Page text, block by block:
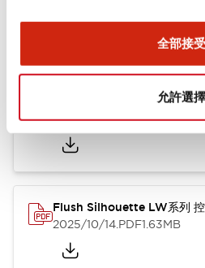
全部接受
允許選擇
認證與標準
Flush Silhouette LW系列 控
2025/09/19.PDF1.23MB
Flush Silhouette LW系列
2025/10/14.PDF1.63MB